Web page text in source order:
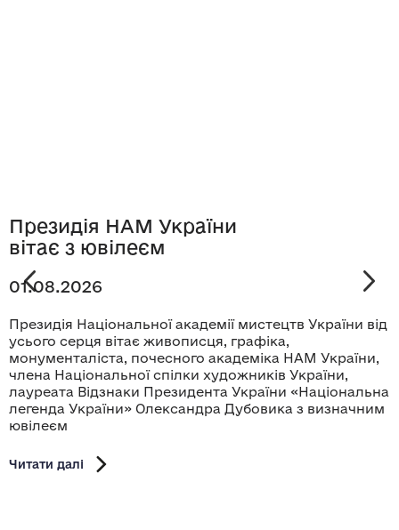
Президія НАМ України
вітає з ювілеєм
01.08.2026
Президія Національної академії мистецтв України від
усього серця вітає живописця, графіка,
монументаліста, почесного академіка НАМ України,
члена Національної спілки художників України,
лауреата Відзнаки Президента України «Національна
легенда України» Олександра Дубовика з визначним
ювілеєм
Читати далі